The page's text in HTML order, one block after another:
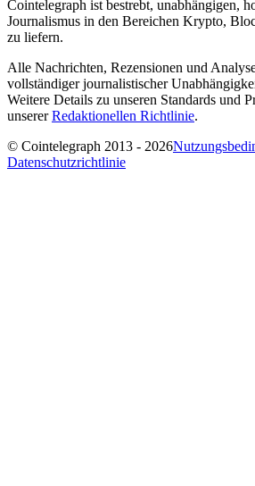
Cointelegraph ist bestrebt, unabhängigen,
Journalismus in den Bereichen Krypto,
zu liefern.
Alle Nachrichten, Rezensionen und
vollständiger journalistischer
Weitere Details zu unseren Standards und
unsererRedaktionellen Richtlinie.
© Cointelegraph 2013 - 2026
Datenschutzrichtlinie